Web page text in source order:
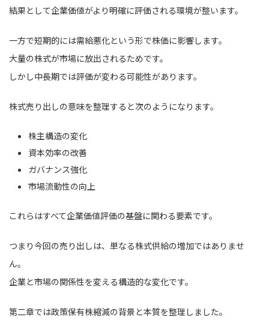
結果として企業価値がより明確に評価される環境が整います。
一方で短期的には需給悪化という形で株価に影響します。
大量の株式が市場に放出されるためです。
しかし中長期では評価が変わる可能性があります。
株式売り出しの意味を整理すると次のようになります。
株主構造の変化
資本効率の改善
ガバナンス強化
市場流動性の向上
これらはすべて企業価値評価の基盤に関わる要素です。
つまり今回の売り出しは、単なる株式供給の増加ではありませ
ん。
企業と市場の関係性を変える構造的な変化です。
第二章では政策保有株縮減の背景と本質を整理しました。